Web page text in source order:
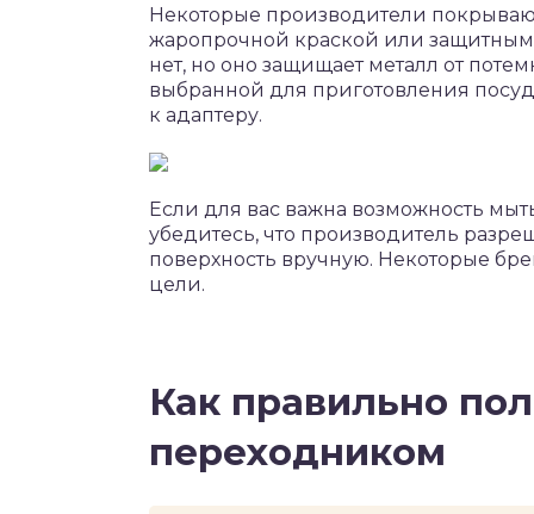
Некоторые производители
жаропрочной краской или
нет, но оно защищает металл от
выбранной для приготовления
к адаптеру.
Если для вас важна возможность
убедитесь, что производитель
поверхность вручную. Некоторые
цели.
Как правильно
переходником